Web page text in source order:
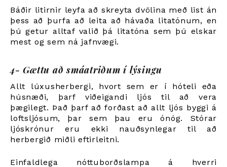
Báðir litirnir leyfa að skreyta dvölina með list án
þess að þurfa að leita að hávaða litatónum, en
þú getur alltaf valið þá litatóna sem þú elskar
mest og sem ná jafnvægi.
4- Gættu að smáatriðum í lýsingu
Allt lúxusherbergi, hvort sem er í hóteli eða
húsnæði, þarf viðeigandi ljós til að vera
þægilegt. Það þarf að forðast að allt ljós byggi á
loftsljósum, þar sem þau eru ónóg. Stórar
ljóskrónur eru ekki nauðsynlegar til að
herbergið miðli eftirleitni.
Einfaldlega nóttuborðslampa á hverri